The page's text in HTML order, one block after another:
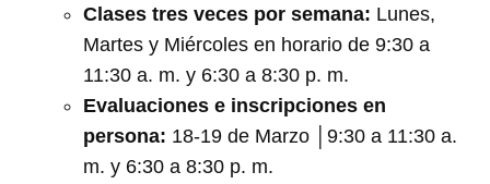
Clases tres veces por semana: Lunes,
Martes y Miércoles en horario de 9:30 a
11:30 a. m. y 6:30 a 8:30 p. m.
Evaluaciones e inscripciones en
persona: 18-19 de Marzo │9:30 a 11:30 a.
m. y 6:30 a 8:30 p. m.